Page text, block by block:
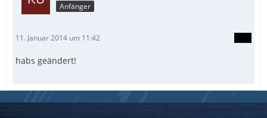
Anfänger
11. Januar 2014 um 11:42
habs geändert!